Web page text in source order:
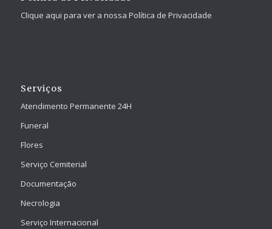
Clique aqui para ver a nossa Política de Privacidade
Serviços
Atendimento Permanente 24H
Funeral
Flores
Serviço Cemiterial
Documentação
Necrologia
Serviço Internacional